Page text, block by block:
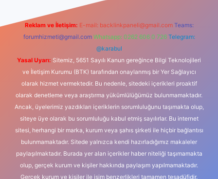
Reklam ve İletişim: E-mail: backlinkpaneli@gmail.com Teams:
forumhizmeti@gmail.com Whatsapp: 0262 606 0 726 Telegram:
@karabul
Yasal Uyarı: Sitemiz, 5651 Sayılı Kanun gereğince Bilgi Teknolojileri
ve İletişim Kurumu (BTK) tarafından onaylanmış bir Yer Sağlayıcı
olarak hizmet vermektedir. Bu nedenle, sitedeki içerikleri proaktif
olarak denetleme veya araştırma yükümlülüğümüz bulunmamaktadır.
Ancak, üyelerimiz yazdıkları içeriklerin sorumluluğunu taşımakta olup,
siteye üye olarak bu sorumluluğu kabul etmiş sayılırlar. Bu internet
sitesi, herhangi bir marka, kurum veya şahıs şirketi ile hiçbir bağlantısı
bulunmamaktadır. Sitede yalnızca kendi hazırladığımız makaleler
paylaşılmaktadır. Burada yer alan içerikler haber niteliği taşımamakta
olup, gerçek kurum ve kişiler hakkında paylaşım yapılmamaktadır.
Gerçek kurum ve kişiler ile isim benzerlikleri tamamen tesadüfidir.